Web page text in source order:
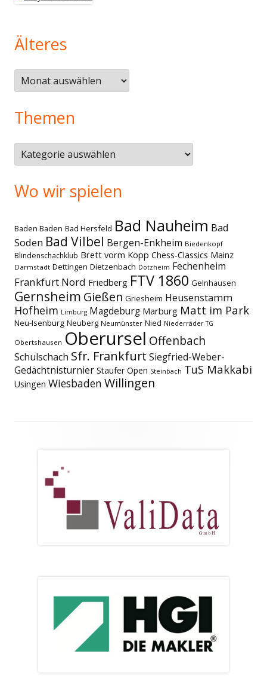
Älteres
Älteres
Themen
Themen
Wo wir spielen
Baden Baden Bad Hersfeld Bad Nauheim Bad
Soden Bad Vilbel Bergen-Enkheim Biedenkopf
Blindenschachklub Brett vorm Kopp Chess-Classics Mainz
Darmstadt Dettingen Dietzenbach Dotzheim Fechenheim
Frankfurt Nord Friedberg FTV 1860 Gelnhausen
Gernsheim Gießen Griesheim Heusenstamm
Hofheim Limburg Magdeburg Marburg Matt im Park
Neu-Isenburg Neuberg Neumünster Nied Niederräder TG
Obertshausen Oberursel Offenbach
Schulschach Sfr. Frankfurt Siegfried-Weber-
Gedächtnisturnier Staufer Open Steinbach TuS Makkabi
Usingen Wiesbaden Willingen